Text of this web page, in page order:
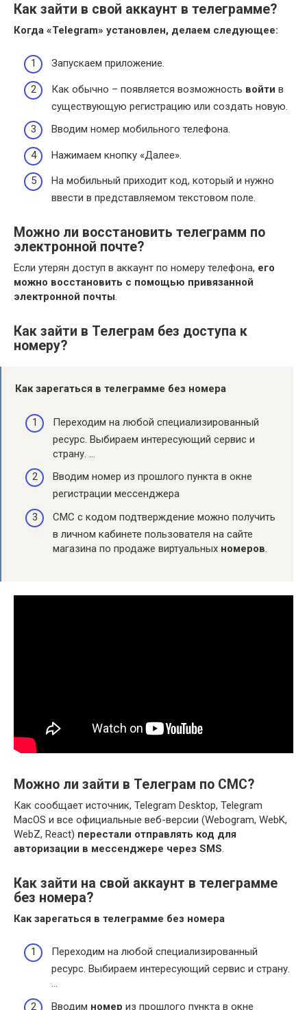
Как зайти в свой аккаунт в телеграмме?
Когда «Telegram» установлен, делаем следующее:
Запускаем приложение.
Как обычно – появляется возможность войти в
существующую регистрацию или создать новую.
Вводим номер мобильного телефона.
Нажимаем кнопку «Далее».
На мобильный приходит код, который и нужно
ввести в представляемом текстовом поле.
Можно ли восстановить телеграмм по
электронной почте?
Если утерян доступ в аккаунт по номеру телефона, его
можно восстановить с помощью привязанной
электронной почты.
Как зайти в Телеграм без доступа к
номеру?
Как зарегаться в телеграмме без номера
Переходим на любой специализированный
ресурс. Выбираем интересующий сервис и
страну. …
Вводим номер из прошлого пункта в окне
регистрации мессенджера
СМС с кодом подтверждение можно получить
в личном кабинете пользователя на сайте
магазина по продаже виртуальных номеров.
Можно ли зайти в Телеграм по СМС?
Как сообщает источник, Telegram Desktop, Telegram
MacOS и все официальные веб-версии (Webogram, WebK,
WebZ, React) перестали отправлять код для
авторизации в мессенджере через SMS.
Как зайти на свой аккаунт в телеграмме
без номера?
Как зарегаться в телеграмме без номера
Переходим на любой специализированный
ресурс. Выбираем интересующий сервис и страну.
…
Вводим номер из прошлого пункта в окне